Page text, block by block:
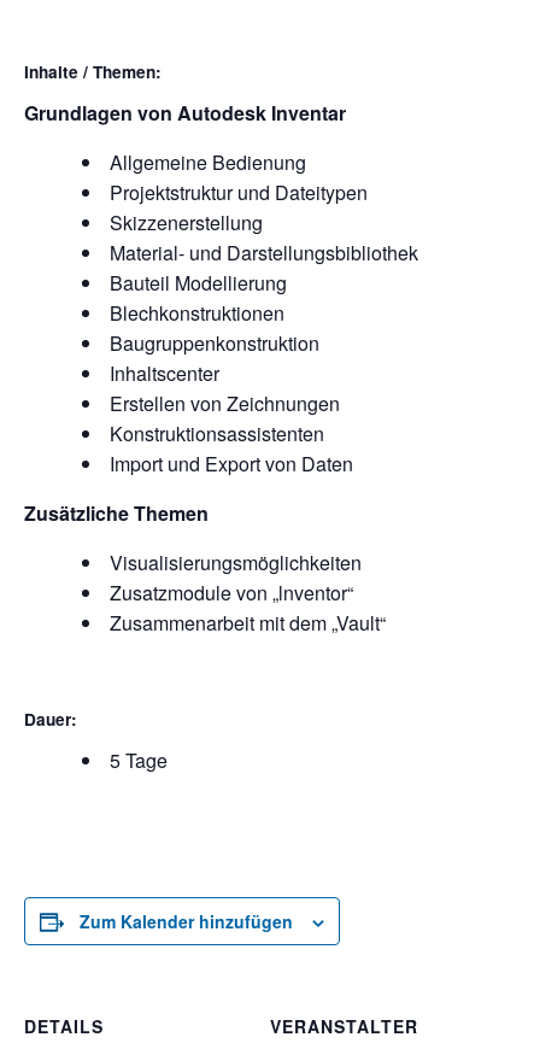
Inhalte / Themen:
Grundlagen von Autodesk Inventar
Allgemeine Bedienung
Projektstruktur und Dateitypen
Skizzenerstellung
Material- und Darstellungsbibliothek
Bauteil Modellierung
Blechkonstruktionen
Baugruppenkonstruktion
Inhaltscenter
Erstellen von Zeichnungen
Konstruktionsassistenten
Import und Export von Daten
Zusätzliche Themen
Visualisierungsmöglichkeiten
Zusatzmodule von „lnventor“
Zusammenarbeit mit dem „Vault“
Dauer:
5 Tage
Zum Kalender hinzufügen
DETAILS
VERANSTALTER